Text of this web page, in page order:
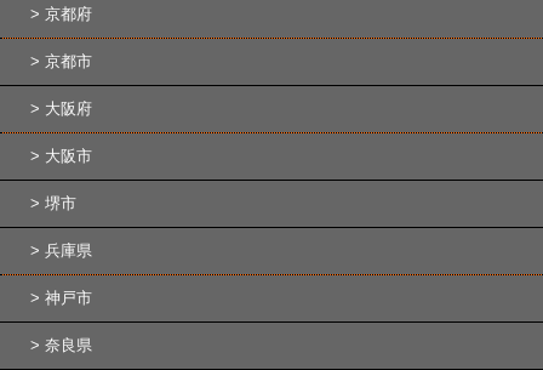
京都府
京都市
大阪府
大阪市
堺市
兵庫県
神戸市
奈良県